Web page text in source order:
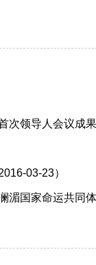
领导人会议成果
03-23）
国家命运共同体